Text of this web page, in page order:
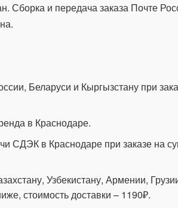
Сборка и передача заказа Почте
Беларуси и Кыргызстану при
в Краснодаре.
СДЭК в Краснодаре при заказе на
Узбекистану, Армении,
стоимость доставки – 1190₽.